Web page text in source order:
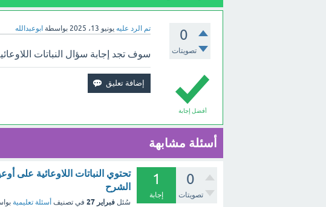
0
تصويتات
تم الرد عليه يونيو 13، 2025 بواسطة ابوعبدالله
أفضل إجابة
سوف تجد إجابة سؤال النباتات
أسئلة مشابهة
0
تصويتات
1
إجابة
تحتوي النباتات اللاوعائية
الشرح
سُئل فبراير 27 في تصنيف أسئلة تعليمية